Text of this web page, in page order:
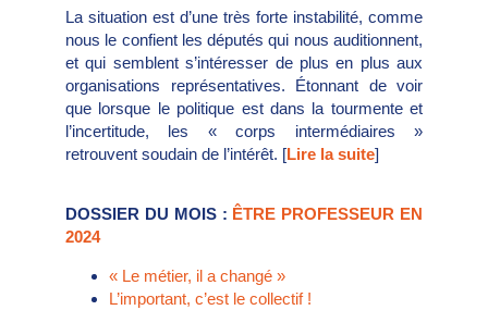
La situation est d’une très forte instabilité, comme
nous le confient les députés qui nous auditionnent,
et qui semblent s’intéresser de plus en plus aux
organisations représentatives. Étonnant de voir
que lorsque le politique est dans la tourmente et
l’incertitude, les « corps intermédiaires »
retrouvent soudain de l’intérêt. [Lire la suite]
DOSSIER DU MOIS : ÊTRE PROFESSEUR EN
2024
« Le métier, il a changé »
L’important, c’est le collectif !